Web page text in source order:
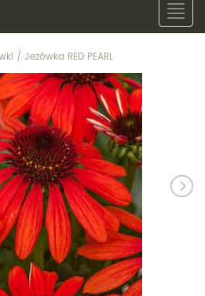
/ Jeżówka RED PEARL